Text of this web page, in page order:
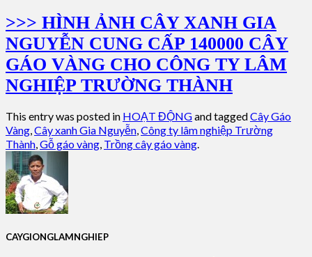
>>> HÌNH ẢNH CÂY XANH GIA
NGUYỄN CUNG CẤP 140000 CÂY
GÁO VÀNG CHO CÔNG TY LÂM
NGHIỆP TRƯỜNG THÀNH
This entry was posted in HOẠT ĐỘNGand taggedCây Gáo
Vàng,Cây xanh Gia Nguyễn,Công ty lâm nghiệp Trường
Thành,Gỗ gáo vàng, Trồng cây gáo vàng.
CAYGIONGLAMNGHIEP